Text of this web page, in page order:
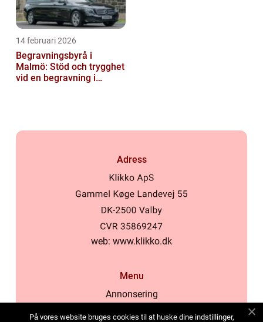
14 februari 2026
Begravningsbyrå i
Malmö: Stöd och trygghet
vid en begravning i
Adress
web: www.klikko.dk
Menu
Annonsering
På vores website bruges cookies til at huske dine indstillinger,